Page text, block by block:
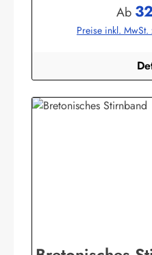
Ärmelbündchen, zwei
Baumwolle, herrlich
HautBis Größe 140
den Kordelzug in der
Bekleidungswerk
Ab
Preise inkl. MwSt.